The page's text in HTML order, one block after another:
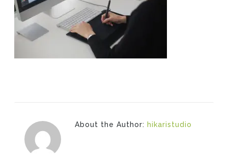
About the Author: hikaristudio